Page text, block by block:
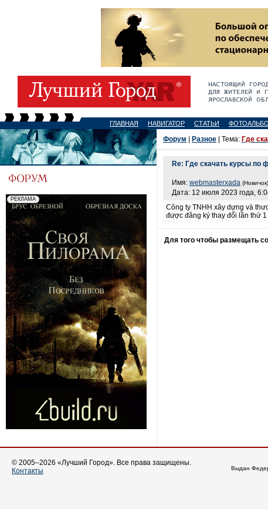
ГЛАВНАЯ НАВИГАТОР СТАТЬИ
Форум Разное | Тема: Где
Re: Где скачать курсы по
Имя: webmasterxada (Новичок)
Дата: 12 июля 2023 года,
Công ty TNHH xây dựng và
được đăng ký thay đổi lần thứ
Для того чтобы размещать
© 2005–2026 «Лучший Город». Все права защищены.
Контакты
Выдан